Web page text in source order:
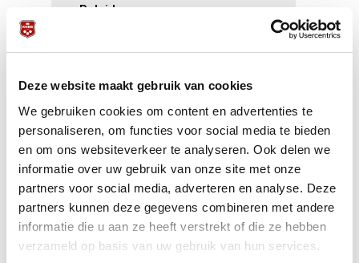
Deze website maakt gebruik van cookies
We gebruiken cookies om content en advertenties te
personaliseren, om functies voor social media te bieden
en om ons websiteverkeer te analyseren. Ook delen we
informatie over uw gebruik van onze site met onze
partners voor social media, adverteren en analyse. Deze
partners kunnen deze gegevens combineren met andere
informatie die u aan ze heeft verstrekt of die ze hebben
verzameld op basis van uw gebruik van hun services.
Beleid
Over de KNBB
Lid worden /Contributie
Samenwerking Biljart Vakhandel
Aanvraag organisatie
internationale evenementen
Kortingen voor KNBB-leden